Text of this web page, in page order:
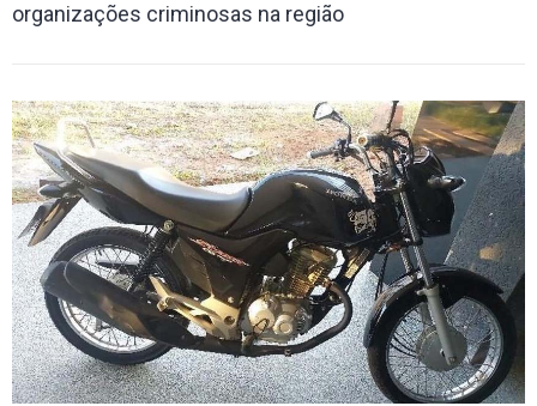
organizações criminosas na região